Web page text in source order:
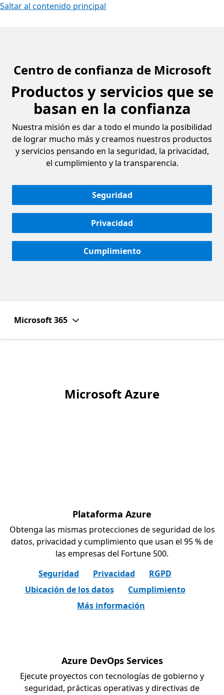
Saltar al contenido principal
Centro de confianza de Microsoft
Productos y servicios que se
basan en la confianza
Nuestra misión es dar a todo el mundo la posibilidad
de lograr mucho más y creamos nuestros productos
y servicios pensando en la seguridad, la privacidad,
el cumplimiento y la transparencia.
Seguridad
Privacidad
Cumplimiento
Microsoft 365
Microsoft Azure
Plataforma Azure
Obtenga las mismas protecciones de seguridad de los
datos, privacidad y cumplimiento que usan el 95 % de
las empresas del Fortune 500.
Seguridad
Privacidad
RGPD
Ubicación de los datos
Cumplimiento
Más información
Azure DevOps Services
Ejecute proyectos con tecnologías de gobierno y
seguridad, prácticas operativas y directivas de